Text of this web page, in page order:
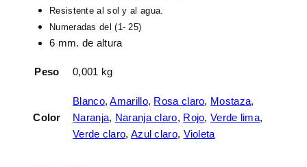
Resistente al sol y al agua.
Numeradas del (1- 25)
6 mm. de altura
Peso 0,001 kg
Color
Blanco,Amarillo, Rosa claro, Mostaza,
Naranja, Naranja claro, Rojo,Verde lima,
Verde claro, Azul claro, Violeta